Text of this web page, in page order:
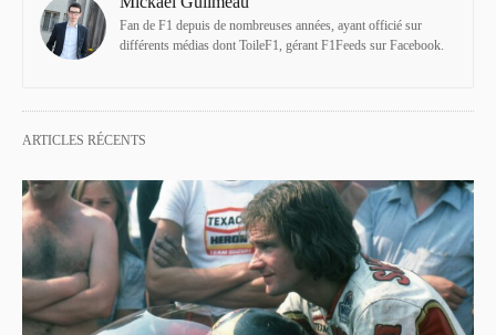
Fan de F1 depuis de nombreuses années, ayant officié sur
différents médias dont ToileF1, gérant F1Feeds sur Facebook.
ARTICLES RÉCENTS